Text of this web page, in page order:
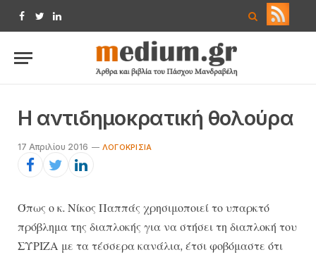
Facebook
TwitterLinkedIn
Η αντιδημοκρατική θολούρα
17 Απριλίου 2016 ΛΟΓΟΚΡΙΣΊΑ
Όπως ο κ. Νίκος Παππάς χρησιμοποιεί το υπαρκτό
πρόβλημα της διαπλοκής για να στήσει τη διαπλοκή του
ΣΥΡΙΖΑ με τα τέσσερα κανάλια, έτσι φοβόμαστε ότι